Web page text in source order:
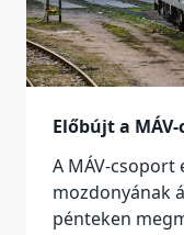
Előbújt a
A MÁV-csoport
mozdonyának
pénteken